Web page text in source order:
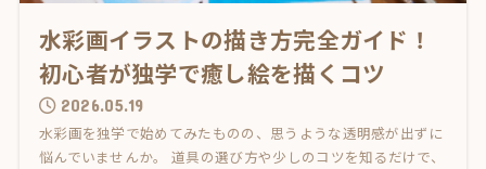
水彩画イラストの描き方完全ガイド！
初心者が独学で癒し絵を描くコツ
2026.05.19
水彩画を独学で始めてみたものの、思うような透明感が出ずに
悩んでいませんか。 道具の選び方や少しのコツを知るだけで、